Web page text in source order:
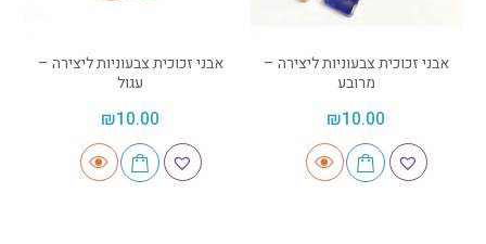
אבני זכוכית צבעוניות ליצירה –
מרובע
₪10.00
אבני זכוכית צבעוניות ליצירה –
עגול
₪10.00